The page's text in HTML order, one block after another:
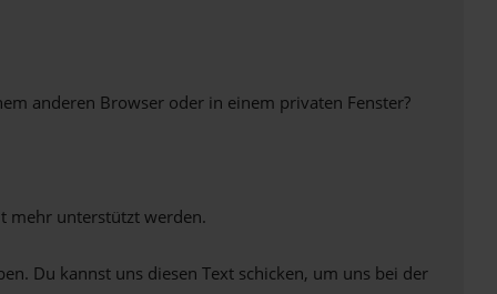
anderen Browser oder in einem privaten Fenster?
mehr unterstützt werden.
Du kannst uns diesen Text schicken, um uns bei der